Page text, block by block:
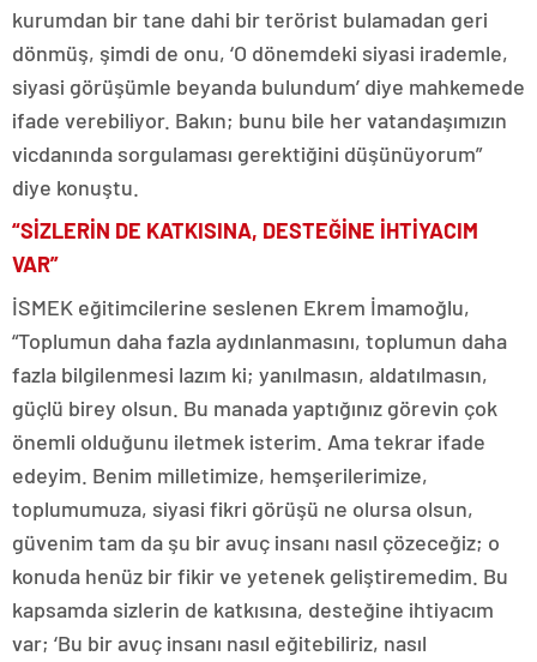
kurumdan bir tane dahi bir terörist bulamadan geri
dönmüş, şimdi de onu, ‘O dönemdeki siyasi irademle,
siyasi görüşümle beyanda bulundum’ diye mahkemede
ifade verebiliyor. Bakın; bunu bile her vatandaşımızın
vicdanında sorgulaması gerektiğini düşünüyorum”
diye konuştu.
“SİZLERİN DE KATKISINA, DESTEĞİNE İHTİYACIM
VAR”
İSMEK eğitimcilerine seslenen Ekrem İmamoğlu,
“Toplumun daha fazla aydınlanmasını, toplumun daha
fazla bilgilenmesi lazım ki; yanılmasın, aldatılmasın,
güçlü birey olsun. Bu manada yaptığınız görevin çok
önemli olduğunu iletmek isterim. Ama tekrar ifade
edeyim. Benim milletimize, hemşerilerimize,
toplumumuza, siyasi fikri görüşü ne olursa olsun,
güvenim tam da şu bir avuç insanı nasıl çözeceğiz; o
konuda henüz bir fikir ve yetenek geliştiremedim. Bu
kapsamda sizlerin de katkısına, desteğine ihtiyacım
var; ‘Bu bir avuç insanı nasıl eğitebiliriz, nasıl